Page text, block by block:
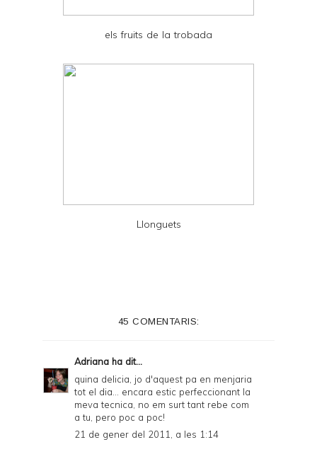
els fruits de la trobada
Llonguets
45 COMENTARIS:
Adriana ha dit...
quina delicia, jo d'aquest pa en menjaria
tot el dia... encara estic perfeccionant la
meva tecnica, no em surt tant rebe com
a tu, pero poc a poc!
21 de gener del 2011, a les 1:14